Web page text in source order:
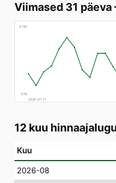
Viimased 31 päeva
€185
€58
2026-07-11
12 kuu hinnaajalugu
Kuu
2026-08